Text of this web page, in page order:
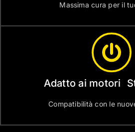
Massima cura per il
Adatto ai motori
Compatibilità con le